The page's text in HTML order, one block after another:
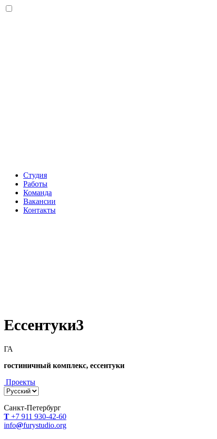
Студия
Работы
Команда
Вакансии
Контакты
Ессентуки3
ГА
гостиничный комплекс, ессентуки
Проекты
Санкт-Петербург
Т +7 911 930-42-60
info@furystudio.org